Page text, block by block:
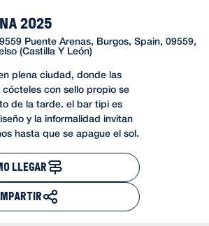
2025
Puente Arenas, Burgos, Spain, 09559,
(Castilla Y León)
plena ciudad, donde las
con sello propio se
de la tarde. el bar tipi es
y la informalidad invitan
hasta que se apague el sol.
LLEGAR